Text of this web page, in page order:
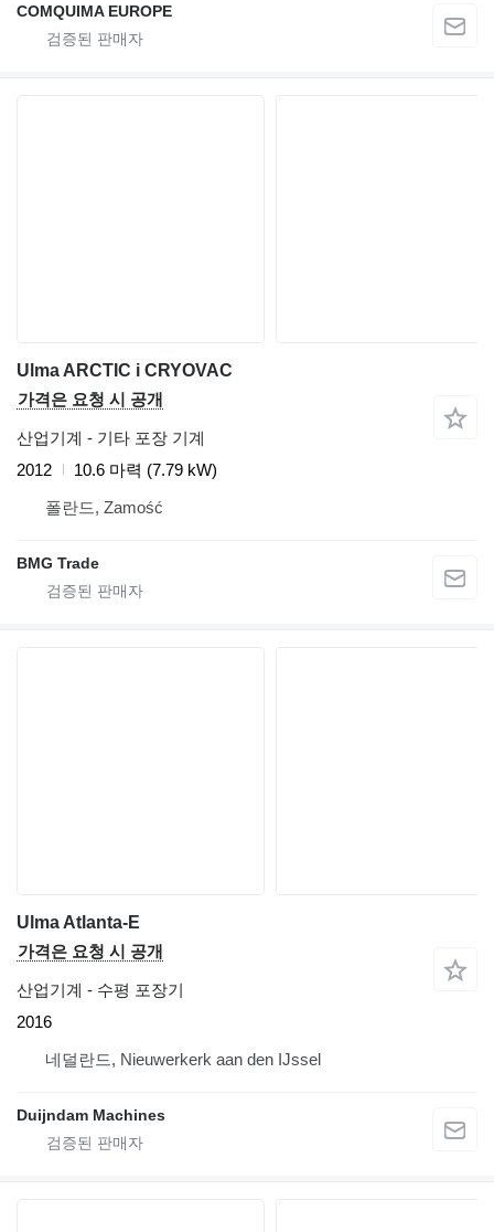
COMQUIMA EUROPE
Ulma ARCTIC i CRYOVAC
가격은 요청 시 공개
산업기계 - 기타 포장 기계
2012
10.6 마력 (7.79 kW)
폴란드, Zamość
BMG Trade
Ulma Atlanta-E
가격은 요청 시 공개
산업기계 - 수평 포장기
2016
네덜란드, Nieuwerkerk aan den IJssel
Duijndam Machines